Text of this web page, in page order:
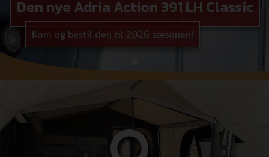
Den nye Adria Action 391 LH Classic
Kom og bestil den til 2026 sæsonen!